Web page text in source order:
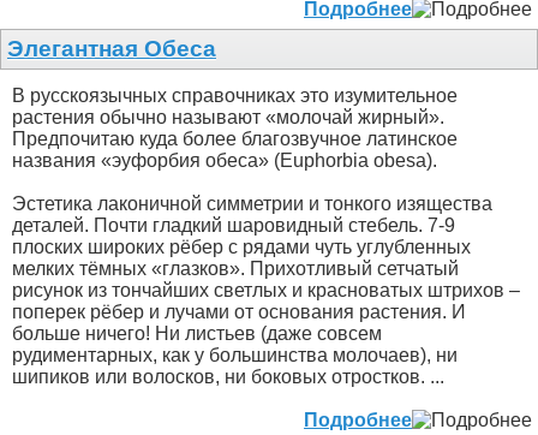
Подробнее
Элегантная Обеса
В русскоязычных справочниках это изумительное
растения обычно называют «молочай жирный».
Предпочитаю куда более благозвучное латинское
названия «эуфорбия обеса» (Euphorbia obesa).
Эстетика лаконичной симметрии и тонкого изящества
деталей. Почти гладкий шаровидный стебель. 7-9
плоских широких рёбер с рядами чуть углубленных
мелких тёмных «глазков». Прихотливый сетчатый
рисунок из тончайших светлых и красноватых штрихов –
поперек рёбер и лучами от основания растения. И
больше ничего! Ни листьев (даже совсем
рудиментарных, как у большинства молочаев), ни
шипиков или волосков, ни боковых отростков. ...
Подробнее